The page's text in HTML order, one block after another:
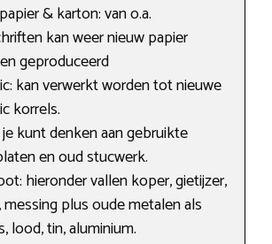
& karton: van o.a.
kan weer nieuw papier
geproduceerd
kan verwerkt worden tot nieuwe
korrels.
kunt denken aan gebruikte
en oud stucwerk.
hieronder vallen koper, gietijzer,
messing plus oude metalen als
lood, tin, aluminium.